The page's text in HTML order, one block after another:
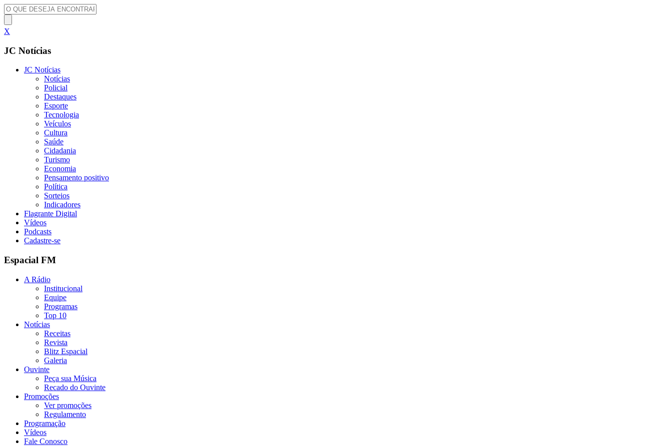
X
JC Notícias
JC Notícias
Notícias
Policial
Destaques
Esporte
Tecnologia
Veículos
Cultura
Saúde
Cidadania
Turismo
Economia
Pensamento positivo
Política
Sorteios
Indicadores
Flagrante Digital
Vídeos
Podcasts
Cadastre-se
Espacial FM
A Rádio
Institucional
Equipe
Programas
Top 10
Notícias
Receitas
Revista
Blitz Espacial
Galeria
Ouvinte
Peça sua Música
Recado do Ouvinte
Promoções
Ver promoções
Regulamento
Programação
Vídeos
Fale Conosco